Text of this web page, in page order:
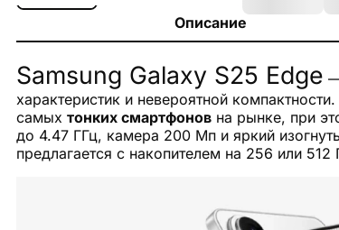
Описание
Samsung Galaxy S25 Edge
характеристик и невероятной
самых тонких смартфонов на рынке, при
до 4.47 ГГц, камера 200 Мп и яркий
предлагается с накопителем на 256 или